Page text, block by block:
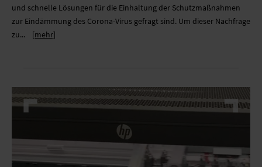
und schnelle Lösungen für die Einhaltung der Schutzmaßnahmen
zur Eindämmung des Corona-Virus gefragt sind. Um dieser Nachfrage
zu...
[mehr]